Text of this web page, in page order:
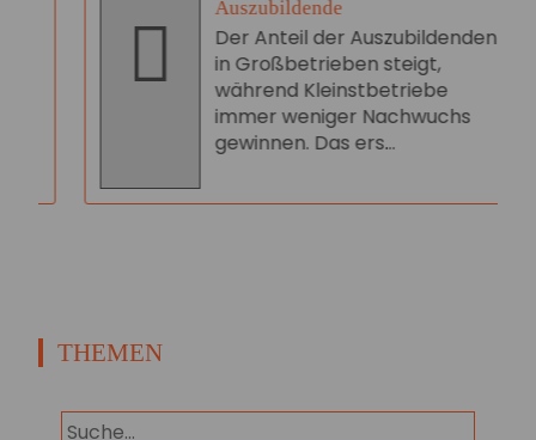
Auszubildende
Der Anteil der Auszubildenden
in Großbetrieben steigt,
während Kleinstbetriebe
immer weniger Nachwuchs
gewinnen. Das ers...
THEMEN